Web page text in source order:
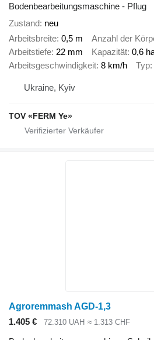
Bodenbearbeitungsmaschine - Pflug
Zustand neu
Arbeitsbreite 0,5 m Anzahl der
Arbeitstiefe 22 mm Kapazität 0,6
Arbeitsgeschwindigkeit 8 km/h Typ
Ukraine, Kyiv
TOV «FERM Ye»
Agroremmash AGD-1,3
1.405 €
72.310 UAH ≈ 1.313 CHF